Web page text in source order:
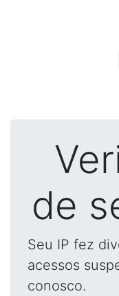
de
Seu IP fez
acessos
conosco.